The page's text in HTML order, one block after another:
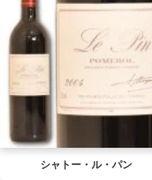
シャトー・ル・パン